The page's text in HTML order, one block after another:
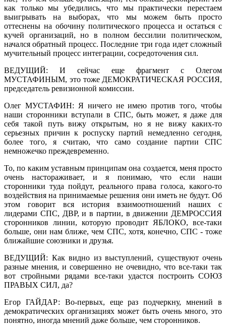
как только мы убедились, что мы практически перестаем
выигрывать на выборах, что мы можем быть просто
оттеснены на обочину политического процесса и остаться с
кучей организаций, но в полном бессилии политическом,
начался обратный процесс. Последние три года идет сложный
мучительный процесс интеграции, сосредоточения сил.
ВЕДУЩИЙ: И сейчас еще фрагмент с Олегом
МУСТАФИНЫМ, это тоже ДЕМОКРАТИЧЕСКАЯ РОССИЯ,
председатель ревизионной комиссии.
Олег МУСТАФИН: Я ничего не имею против того, чтобы
наши сторонники вступали в СПС, быть может, я даже для
себя такой путь вижу открытым, но я не вижу каких-то
серьезных причин к роспуску партий немедленно сегодня,
более того, я считаю, что само создание партии СПС
немножечко преждевременно.
То, по каким уставным принципам она создается, меня просто
очень настораживает, и я понимаю, что если наши
сторонники туда пойдут, реального права голоса, какого-то
воздействия на принимаемые решения они иметь не будут. Об
этом говорит вся история взаимоотношений наших с
лидерами СПС, ДВР, и в партии, в движении ДЕМРОССИЯ
сторонников линии, которую проводит ЯБЛОКО, все-таки
больше, они нам ближе, чем СПС, хотя, конечно, СПС - тоже
ближайшие союзники и друзья.
ВЕДУЩИЙ: Как видно из выступлений, существуют очень
разные мнения, и совершенно не очевидно, что все-таки так
вот стройными рядами все-таки удастся построить СОЮЗ
ПРАВЫХ СИЛ, да?
Егор ГАЙДАР: Во-первых, еще раз подчеркну, мнений в
демократических организациях может быть очень много, это
понятно, иногда мнений даже больше, чем сторонников.